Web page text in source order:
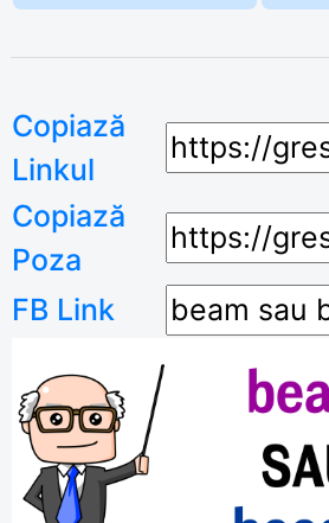
Copiază
Linkul
Copiază
Poza
FB Link